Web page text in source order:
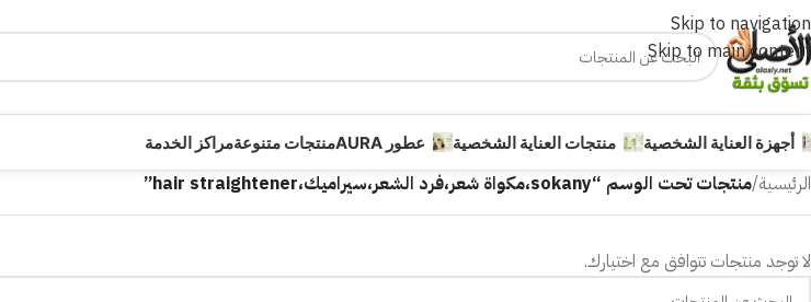
Skip to navigation
Skip to main content
أجهزة العناية الشخصية منتجات العناية الشخصية عطور AURA منتجات متنوعةمراكز الخدمة
الرئيسية/منتجات تحت الوسم “sokany،مكواة شعر،فرد الشعر،سيراميك،hair straightener”
لا توجد منتجات تتوافق مع اختيارك.